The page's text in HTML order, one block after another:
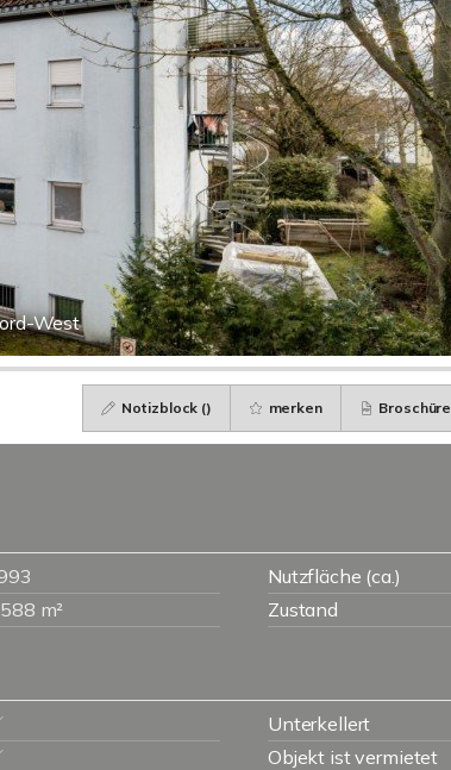
West
Notizblock () merken Broschüre
Nutzfläche (ca.)
m² Zustand
Unterkellert
Objekt ist vermietet